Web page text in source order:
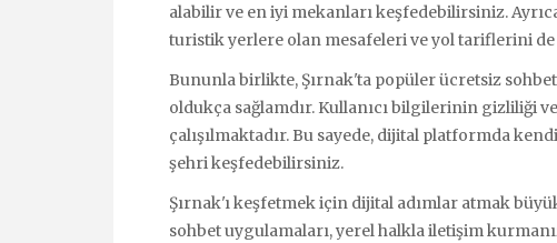
alabilir ve en iyi mekanları keşfedebilirsiniz.
turistik yerlere olan mesafeleri ve yol tariflerini
Bununla birlikte, Şırnak'ta popüler ücretsiz
oldukça sağlamdır. Kullanıcı bilgilerinin gizliliği
çalışılmaktadır. Bu sayede, dijital platformda
şehri keşfedebilirsiniz.
Şırnak'ı keşfetmek için dijital adımlar atmak
sohbet uygulamaları, yerel halkla iletişim